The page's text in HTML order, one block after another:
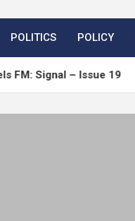
POLITICS POLICY
– Issue 19